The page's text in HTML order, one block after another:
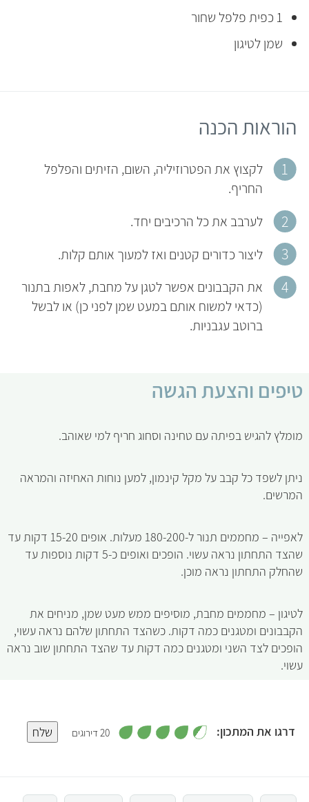
1 כפית פלפל שחור
שמן לטיגון
הוראות הכנה
לקצוץ את הפטרוזיליה, השום, הזיתים והפלפל
החריף.
לערבב את כל הרכיבים יחד.
ליצור כדורים קטנים ואז למעוך אותם קלות.
את הקבבונים אפשר לטגן על מחבת, לאפות בתנור
(כדאי למשוח אותם במעט שמן לפני כן) או לבשל
ברוטב עגבניות.
טיפים והצעת הגשה
מומלץ להגיש בפיתה עם טחינה וסחוג חריף למי שאוהב.
ניתן לשפד כל קבב על מקל קינמון, למען נוחות האחיזה והמראה
המרשים.
לאפייה – מחממים תנור ל-180-200 מעלות. אופים 15-20 דקות עד
שהצד התחתון נראה עשוי. הופכים ואופים כ-5 דקות נוספות עד
שהחלק התחתון נראה מוכן.
לטיגון – מחממים מחבת, מוסיפים ממש מעט שמן, מניחים את
הקבבונים ומטגנים כמה דקות. כשהצד התחתון שלהם נראה עשוי,
הופכים לצד השני ומטגנים כמה דקות עד שהצד התחתון שוב נראה
עשוי.
דרגו את המתכון:
20 דירוגים 4
ך
שלח